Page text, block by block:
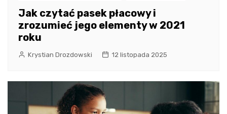
Jak czytać pasek płacowy i
zrozumieć jego elementy w 2021
roku
Krystian Drozdowski 12 listopada 2025